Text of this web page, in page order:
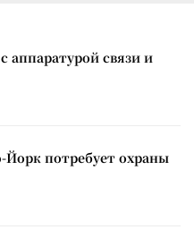
аппаратурой связи и
Йорк потребует охраны